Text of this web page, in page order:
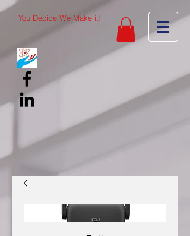
You Decide,We Make it!